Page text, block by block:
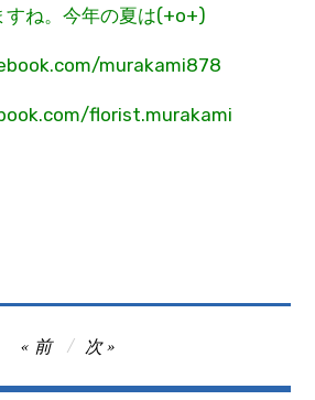
すね。今年の夏は(+o+)
murakami878
florist.murakami
前 次